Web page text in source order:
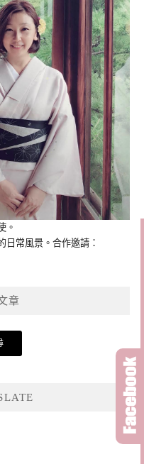
。
日常風景。合作邀請：
章